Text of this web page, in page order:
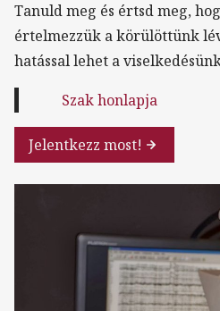
Tanuld meg és értsd meg,
értelmezzük a körülöttünk
hatással lehet a
Szak honlapja
Jelentkezz most!